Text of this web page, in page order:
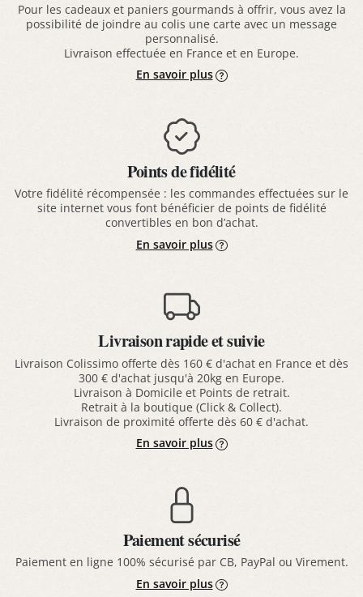
Pour les cadeaux et paniers gourmands à offrir, vous avez la
possibilité de joindre au colis une carte avec un message
personnalisé.
Livraison effectuée en France et en Europe.
En savoir plus
Points de fidélité
Votre fidélité récompensée : les commandes effectuées sur le
site internet vous font bénéficier de points de fidélité
convertibles en bon d’achat.
En savoir plus
Livraison rapide et suivie
Livraison Colissimo offerte dès 160 € d'achat en France et dès
300 € d'achat jusqu'à 20kg en Europe.
Livraison à Domicile et Points de retrait.
Retrait à la boutique (Click & Collect).
Livraison de proximité offerte dès 60 € d'achat.
En savoir plus
Paiement sécurisé
Paiement en ligne 100% sécurisé par CB, PayPal ou Virement.
En savoir plus